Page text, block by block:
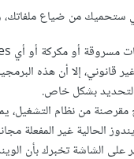
من ضياع ملفاتك،
قانوني، إلا أن هذه
بشكل خاص.
من نظام التشغيل،
الحالية غير المفعلة